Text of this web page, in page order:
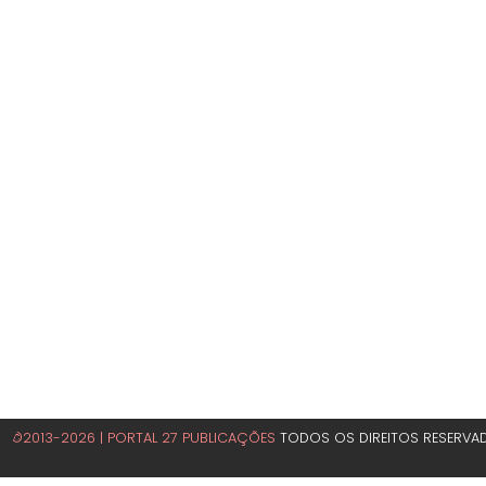
©2013-2026 | PORTAL 27 PUBLICAÇÕES TODOS OS DIREITOS